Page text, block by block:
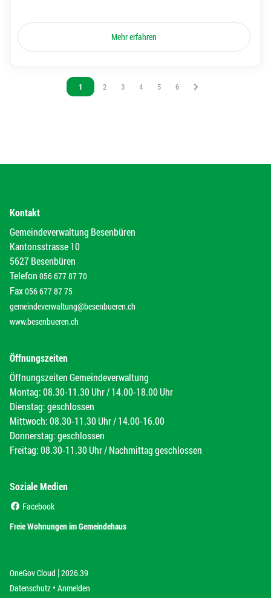
Mehr erfahren
Vous êtes sur la page
1 Vous êtes sur la page
2 Vous êtes sur la page
3 Vous êtes sur la page
4 Vous êtes sur la page
5 Vous êtes sur la page
6
Kontakt
Gemeindeverwaltung Besenbüren
Kantonsstrasse 10
5627 Besenbüren
Telefon 056 677 87 70
Fax056 677 87 75
gemeindeverwaltung@besenbueren.ch
www.besenbueren.ch
Öffnungszeiten
Öffnungszeiten Gemeindeverwaltung
Montag: 08.30-11.30 Uhr / 14.00-18.00 Uhr
Dienstag: geschlossen
Mittwoch: 08.30-11.30 Uhr / 14.00-16.00
Donnerstag: geschlossen
Freitag: 08.30-11.30 Uhr / Nachmittag geschlossen
Soziale Medien
Facebook
Freie Wohnungen im Gemeindehaus
OneGov Cloud (External Link)
|2026.39
Datenschutz (External Link)
Anmelden